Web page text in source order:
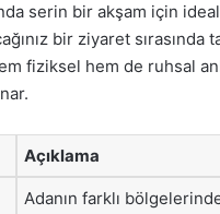
serin bir akşam için
bir ziyaret sırasında
fiziksel hem de ruhsal
Açıklama
Adanın farklı